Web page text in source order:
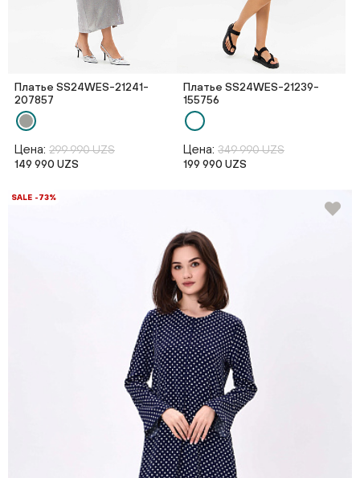
Платье SS24WES-21241-
207857
Цена: 299 990 UZS
149 990 UZS
Платье SS24WES-21239-
155756
Цена: 349 990 UZS
199 990 UZS
SALE -73%